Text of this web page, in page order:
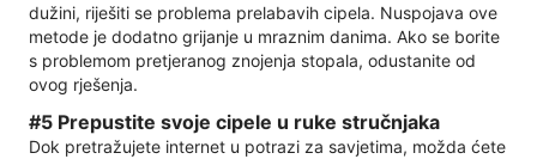
dužini, riješiti se problema prelabavih cipela. Nuspojava ove
metode je dodatno grijanje u mraznim danima. Ako se borite
s problemom pretjeranog znojenja stopala, odustanite od
ovog rješenja.
#5 Prepustite svoje cipele u ruke stručnjaka
Dok pretražujete internet u potrazi za savjetima, možda ćete